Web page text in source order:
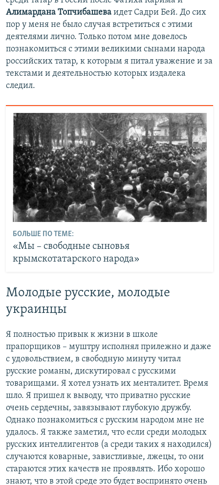
Алимардана Топчибашева идет Садри Бей. До сих
пор у меня не было случая встретиться с этими
деятелями лично. Только потом мне довелось
познакомиться с этими великими сынами народа
российских татар, к которым я питал уважение и за
текстами и деятельностью которых издалека
следил.
БОЛЬШЕ ПО ТЕМЕ:
«Мы – свободные сыновья
крымскотатарского народа»
Молодые русские, молодые
украинцы
Я полностью привык к жизни в школе
прапорщиков – муштру исполнял прилежно и даже
с удовольствием, в свободную минуту читал
русские романы, дискутировал с русскими
товарищами. Я хотел узнать их менталитет. Время
шло. Я пришел к выводу, что приватно русские
очень сердечны, завязывают глубокую дружбу.
Однако познакомиться с русским народом мне не
удалось. Я также заметил, что если среди молодых
русских интеллигентов (а среди таких я находился)
случаются коварные, завистливые, лжецы, то они
стараются этих качеств не проявлять. Ибо хорошо
знают, что в этой среде это будет воспринято очень